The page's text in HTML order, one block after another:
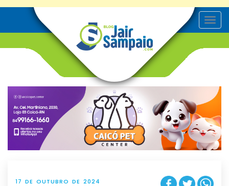
T
o
v
g
t
i
o
n
17 DE OUTUBRO DE 2024